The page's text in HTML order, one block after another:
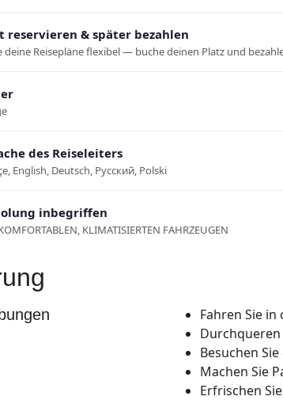
reservieren & später bezahlen
deine Reisepläne flexibel — buche deinen Platz und
des Reiseleiters
English, Deutsch, Русский, Polski
inbegriffen
KLIMATISIERTEN FAHRZEUGEN
Fahren Sie
Durchqueren
Besuchen
Machen Sie
Erfrischen